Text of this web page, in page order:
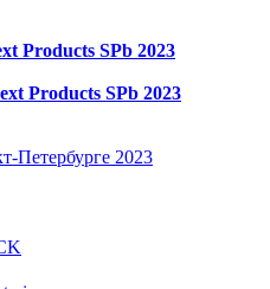
Products SPb 2023
Products SPb 2023
Петербурге 2023